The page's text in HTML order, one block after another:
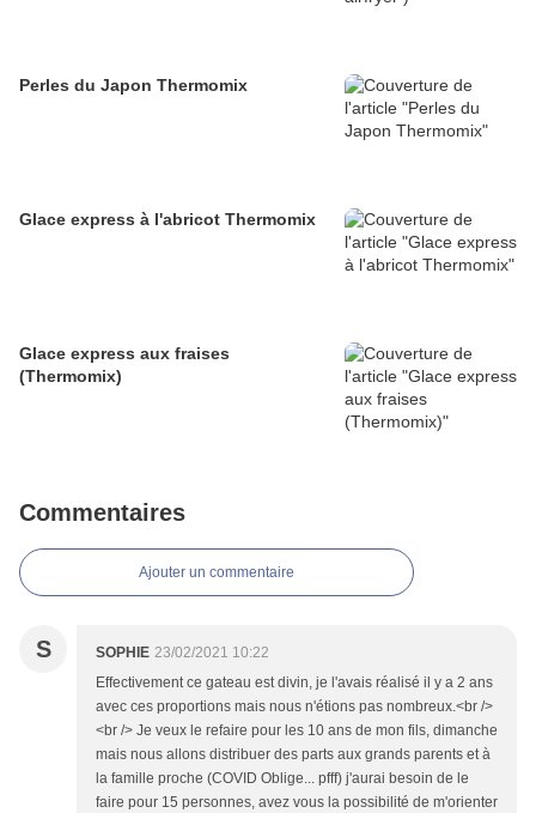
Perles du Japon Thermomix
Glace express à l'abricot Thermomix
Glace express aux fraises
(Thermomix)
Commentaires
Ajouter un commentaire
S SOPHIE 23/02/2021 10:22
Effectivement ce gateau est divin, je l'avais réalisé il y a 2 ans
avec ces proportions mais nous n'étions pas nombreux.<br />
<br /> Je veux le refaire pour les 10 ans de mon fils, dimanche
mais nous allons distribuer des parts aux grands parents et à
la famille proche (COVID Oblige... pfff) j'aurai besoin de le
faire pour 15 personnes, avez vous la possibilité de m'orienter